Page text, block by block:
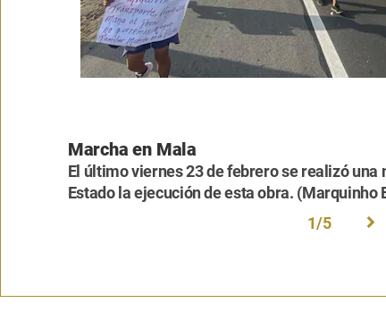
Marcha en Mala
El último viernes 23 de febrero se realizó una
Estado la ejecución de esta obra. (Marquinho
1/5